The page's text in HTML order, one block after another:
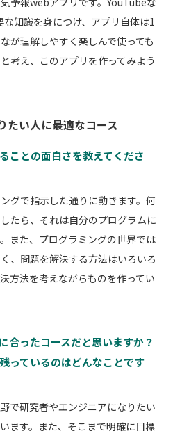
知識を身につけ、アプリ自体は1
が理解しやすく楽しんで使っても
考え、このアプリを作ってみよう
たい人に最適なコース
ことの面白さを教えてくださ
グで指示した通りに動きます。何
たら、それは自分のプログラムに
また、プログラミングの世界では
、問題を解決する方法はいろいろ
方法を考えながらものを作ってい
合ったコースだと思いますか？
っているのはどんなことです
で研究者やエンジニアになりたい
ます。また、そこまで明確に目標